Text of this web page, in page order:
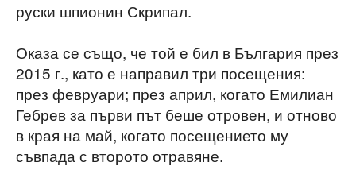
руски шпионин Скрипал.
Оказа се също, че той е бил в България през
2015 г., като е направил три посещения:
през февруари; през април, когато Емилиан
Гебрев за първи път беше отровен, и отново
в края на май, когато посещението му
съвпада с второто отравяне.